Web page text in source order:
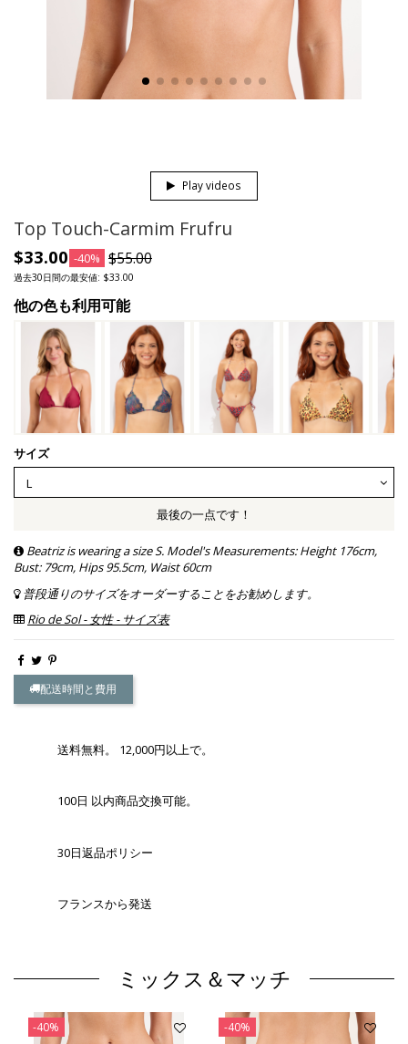
Play videos
Top Touch-Carmim Frufru
$33.00 -40% $55.00
過去30日間の最安値: $33.00
他の色も利用可能
サイズ
最後の一点です！
Beatriz is wearing a size S. Model's Measurements: Height 176cm,
Bust: 79cm, Hips 95.5cm, Waist 60cm
普段通りのサイズをオーダーすることをお勧めします。
Rio de Sol - 女性 - サイズ表
配送時間と費用
送料無料。 12,000円以上で。
100日 以内商品交換可能。
30日返品ポリシー
フランスから発送
ミックス＆マッチ
-40% -40%